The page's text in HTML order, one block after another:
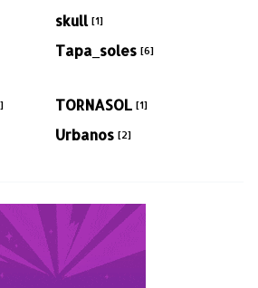
skull [1]
Tapa_soles [6]
TORNASOL [1]
Urbanos [2]